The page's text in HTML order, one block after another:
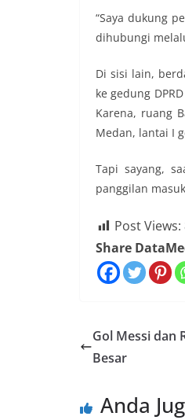
“Saya dukung
dihubungi
Di sisi lain,
ke gedung
Karena, ruang
Medan, lantai I
Tapi sayang,
panggilan
Post Views:
Share
Gol Messi dan
Besar
Anda